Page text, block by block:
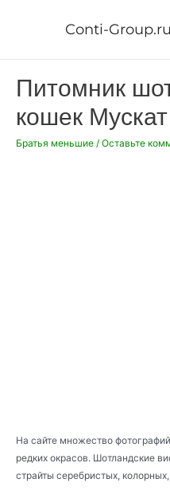
Conti-Group.ru
Питомник
кошек Мускат
Братья меньшие / Оставьте
На сайте множество
редких окрасов. Шотландские
страйты серебристых,